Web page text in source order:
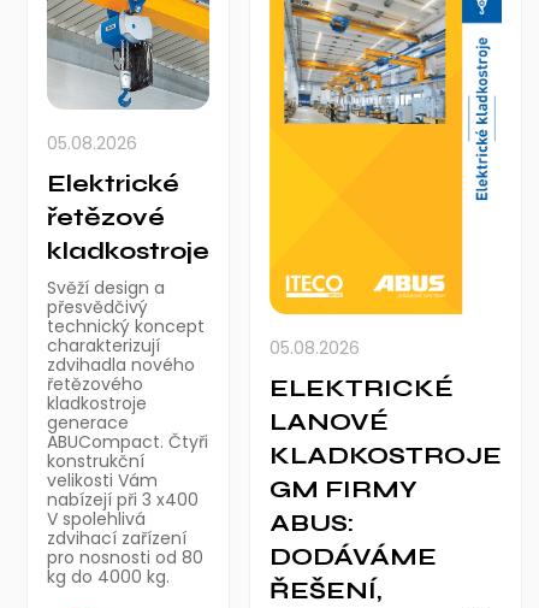
05.08.2026
Elektrické
řetězové
kladkostroje
Svěží design a
přesvědčivý
technický koncept
charakterizují
zdvihadla nového
řetězového
kladkostroje
generace
ABUCompact. Čtyři
konstrukční
velikosti Vám
nabízejí při 3 x400
V spolehlivá
zdvihací zařízení
pro nosnosti od 80
kg do 4000 kg.
05.08.2026
ELEKTRICKÉ
LANOVÉ
KLADKOSTROJE
GM FIRMY
ABUS:
DODÁVÁME
ŘEŠENÍ,